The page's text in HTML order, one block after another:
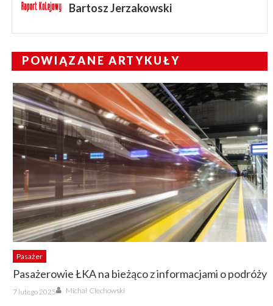
Bartosz Jerzakowski
POWIĄZANE ARTYKUŁY
Pasażer
Pasażerowie ŁKA na bieżąco z informacjami o podróży
Posted
on
7 lutego 2025 Author
Michał Ciechowski